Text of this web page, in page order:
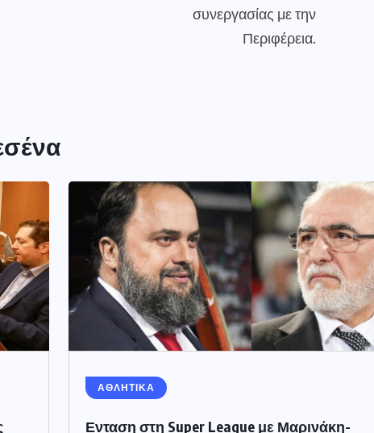
συνεργασίας με την
Περιφέρεια.
ΑΘΛΗΤΙΚΑ
Ενταση στη Super League με Μαρινάκη-